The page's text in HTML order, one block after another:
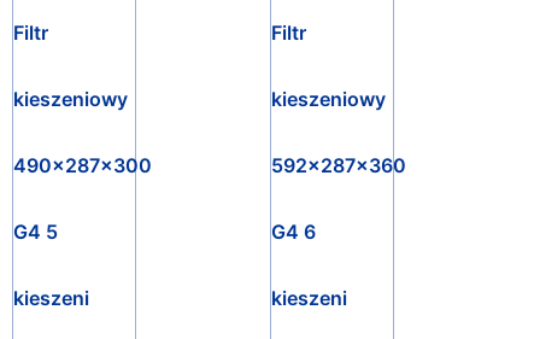
Filtr
kieszeniowy
490x287x300
G4 5
kieszeni
Filtr
kieszeniowy
592x287x360
G4 6
kieszeni